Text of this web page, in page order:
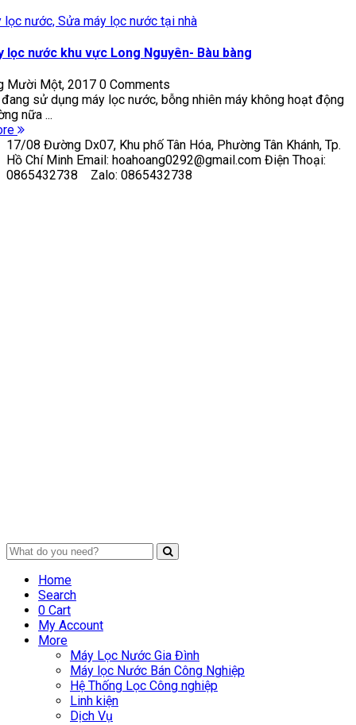
lọc nước, Sửa máy lọc nước tại nhà
lọc nước khu vực Long Nguyên- Bàu bàng
Mười Một, 2017 0 Comments
sử dụng máy lọc nước, bỗng nhiên máy không hoạt động
nữa ...
17/08 Đường Dx07, Khu phố Tân Hóa, Phường Tân Khánh, Tp.
Hồ Chí Minh Email: hoahoang0292@gmail.com Điện Thoại:
0865432738 Zalo: 0865432738
Home
Search
0 Cart
My Account
More
Máy Lọc Nước Gia Đình
Máy lọc Nước Bán Công Nghiệp
Hệ Thống Lọc Công nghiệp
Linh kiện
Dịch Vụ